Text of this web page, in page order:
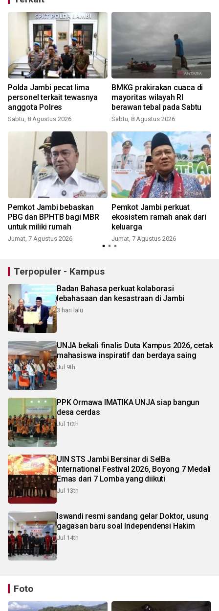
Polda Jambi pecat lima
personel terkait tewasnya
anggota Polres
Sabtu, 8 Agustus 2026
BMKG prakirakan cuaca di
mayoritas wilayah RI
berawan tebal pada Sabtu
Sabtu, 8 Agustus 2026
Pemkot Jambi bebaskan
PBG dan BPHTB bagi MBR
untuk miliki rumah
Jumat, 7 Agustus 2026
Pemkot Jambi perkuat
ekosistem ramah anak dari
keluarga
Jumat, 7 Agustus 2026
Terpopuler - Kampus
Badan Bahasa perkuat kolaborasi
lebahasaan dan kesastraan di Jambi
3 hari lalu
UNJA bekali finalis Duta Kampus 2026, cetak
mahasiswa inspiratif dan berdaya saing
Jul 9th
PPK Ormawa IMATIKA UNJA siap bangun
desa cerdas
Jul 10th
UIN STS Jambi Bersinar di SeIBa
International Festival 2026, Boyong 7 Medali
Emas dari 7 Lomba yang diikuti
Jul 13th
Iswandi resmi sandang gelar Doktor, usung
gagasan baru soal Independensi Hakim
Jul 14th
Foto